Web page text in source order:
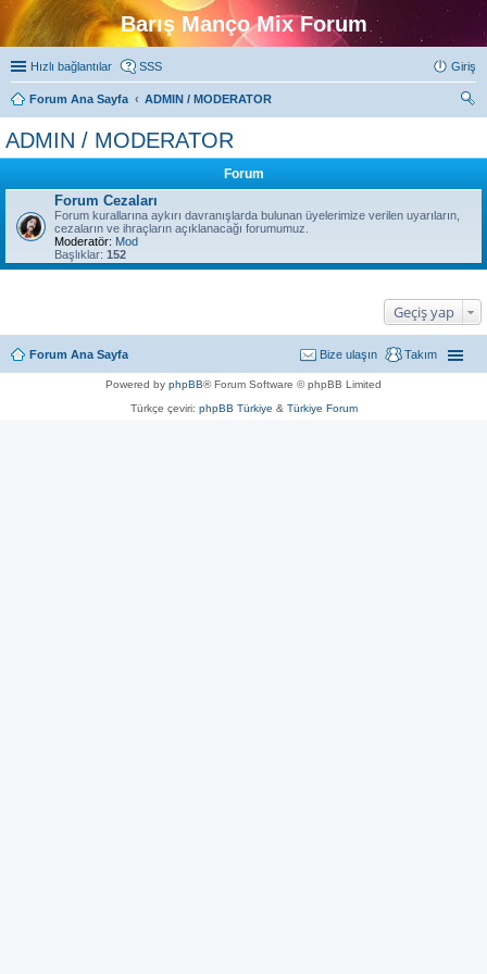
Barış Manço Mix Forum
Hızlı bağlantılar SSS Giriş
Forum Ana Sayfa
ADMIN / MODERATOR
ADMIN / MODERATOR
Forum
Forum Cezaları
Forum kurallarına aykırı davranışlarda bulunan üyelerimize verilen uyarıların,
cezaların ve ihraçların açıklanacağı forumumuz.
Moderatör: Mod
Başlıklar: 152
Geçiş yap
Forum Ana Sayfa Takım
Bize ulaşın
Powered by phpBB® Forum Software © phpBB Limited
Türkçe çeviri: phpBB Türkiye & Türkiye Forum